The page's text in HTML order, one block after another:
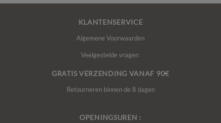
KLANTENSERVICE
Algemene Voorwaarden
Veelgestelde vragen
GRATIS VERZENDING VANAF 90€
Retourneren binnen de 8 dagen
OPENINGSUREN :